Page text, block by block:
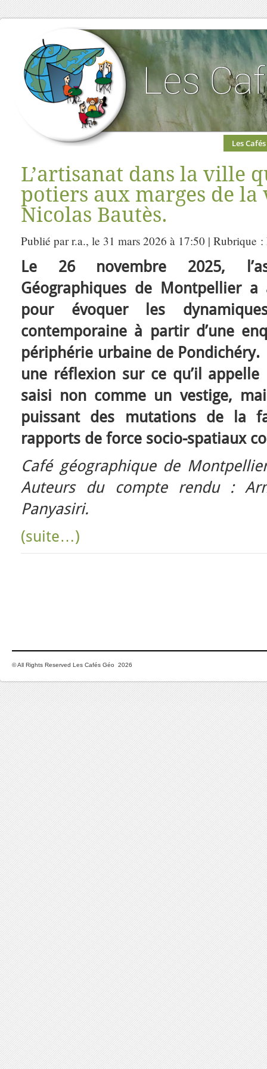
Les Cafés
L’artisanat dans la ville
potiers aux marges de
Nicolas Bautès.
Publié par r.a., le 31 mars 2026 à 17:50 | Rubrique :
Le 26 novembre 2025,
Géographiques de Montpellier a
pour évoquer les
contemporaine à partir d’une
périphérie urbaine de
une réflexion sur ce qu’il appelle
saisi non comme un vestige,
puissant des mutations de la
rapports de force socio-spatiaux
Café géographique de
Auteurs du compte rendu :
Panyasiri.
(suite…)
© All Rights Reserved Les Cafés Géo 2026